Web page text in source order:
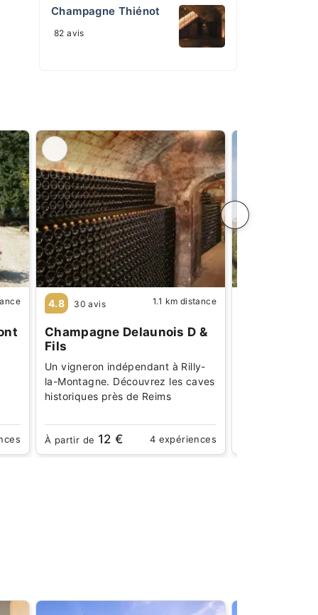
Champagne Thiénot
82 avis
4.8 30 avis 1.1 km distance
Champagne Delaunois D &
Fils
Un vigneron indépendant à Rilly-
la-Montagne. Découvrez les caves
historiques près de Reims
À partir de 12 € 4 expériences